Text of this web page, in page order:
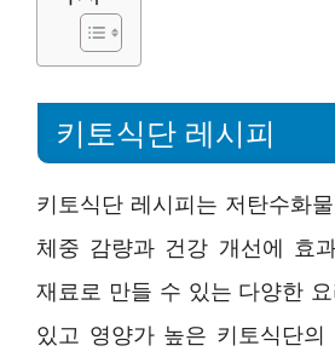
키토식단 레시피
키토식단 레시피는 저탄수화
체중 감량과 건강 개선에 효
재료로 만들 수 있는 다양한
있고 영양가 높은 키토식단의